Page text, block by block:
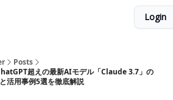
Login
Posts
超えの最新AIモデル「Claude 3.7」の
活用事例5選を徹底解説